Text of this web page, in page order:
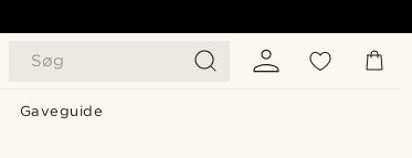
Søg
Gaveguide